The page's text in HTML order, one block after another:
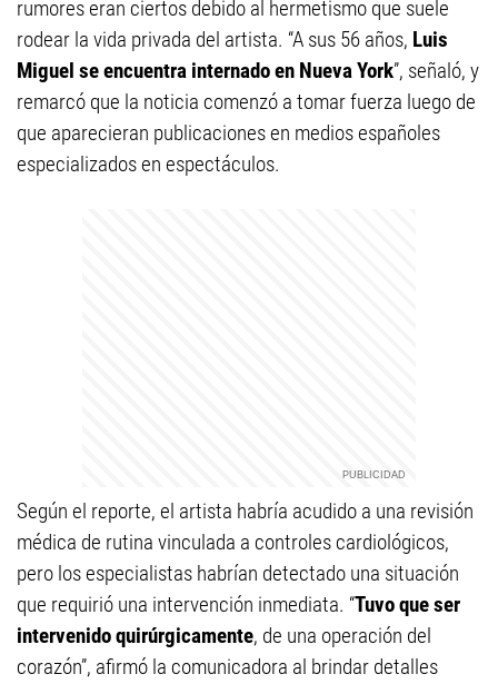
rumores eran ciertos debido al hermetismo que suele
rodear la vida privada del artista. “A sus 56 años, Luis
Miguel se encuentra internado en Nueva York”, señaló, y
remarcó que la noticia comenzó a tomar fuerza luego de
que aparecieran publicaciones en medios españoles
especializados en espectáculos.
Según el reporte, el artista habría acudido a una revisión
médica de rutina vinculada a controles cardiológicos,
pero los especialistas habrían detectado una situación
que requirió una intervención inmediata. “Tuvo que ser
intervenido quirúrgicamente, de una operación del
corazón”, afirmó la comunicadora al brindar detalles